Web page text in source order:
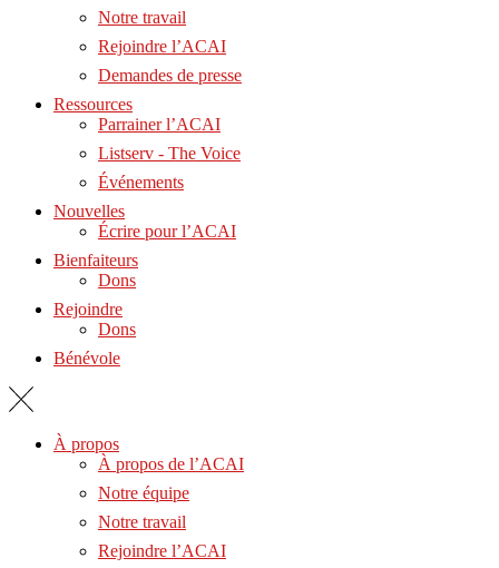
Notre travail
Rejoindre l’ACAI
Demandes de presse
Ressources
Parrainer l’ACAI
Listserv - The Voice
Événements
Nouvelles
Écrire pour l’ACAI
Bienfaiteurs
Dons
Rejoindre
Dons
Bénévole
À propos
À propos de l’ACAI
Notre équipe
Notre travail
Rejoindre l’ACAI